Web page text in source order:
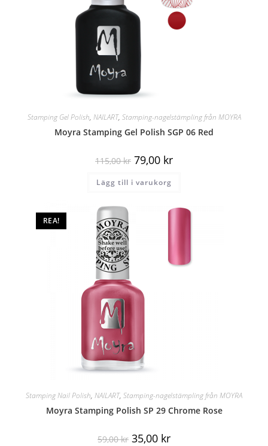
Stamping Gel Polish, NAILART, Stamping-nagelstämpling från MOYRA
Moyra Stamping Gel Polish SGP 06 Red
115,00kr 79,00 kr
Lägg till i varukorg
REA!
Stamping Nail Polish, NAILART, Stamping-nagelstämpling från MOYRA
Moyra Stamping Polish SP 29 Chrome Rose
59,00kr 35,00 kr